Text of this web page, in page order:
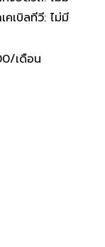
คเบิลทีวี: ไม่มี
เดือน